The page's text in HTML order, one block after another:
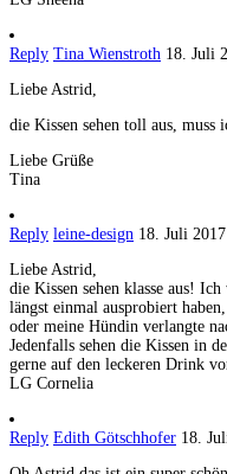
Reply Tina Wienstroth 18. Juli
Liebe Astrid,
die Kissen sehen toll aus, muss
Liebe Grüße
Tina
Reply leine-design 18. Juli
Liebe Astrid,
die Kissen sehen klasse aus!
längst einmal ausprobiert
oder meine Hündin verlangte
Jedenfalls sehen die Kissen in
gerne auf den leckeren Drink
LG Cornelia
Reply Edith Götschhofer 18.